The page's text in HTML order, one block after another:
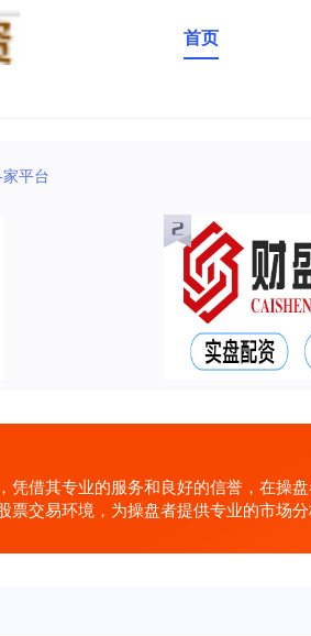
首页
家平台
凭借其专业的服务和良好的信誉，在操
交易环境，为操盘者提供专业的市场分